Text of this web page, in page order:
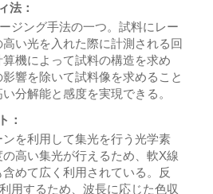
法：
ジング手法の一つ。試料にレー
い光を入れた際に計測される回
機によって試料の構造を求め
響を除いて試料像を求めること
分解能と感度を実現できる。
：
を利用して集光を行う光学素
高い集光が行えるため、軟X線
めて広く利用されている。反
用するため、波長に応じた色収